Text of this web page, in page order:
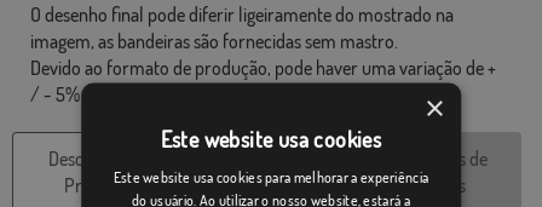
O desenho final pode diferir ligeiramente do mostrado na
imagem, as bandeiras são fornecidas sem mastro.
Devido ao formato de produção, pode haver uma variação de +
/ - 5% nas dimensões finais e tons de cores.
Descrição do
Produto
técnicas
Avaliações de
clientes
×
Este website usa cookies
Este website usa cookies para melhorar a experiência
do usuário. Ao utilizar o nosso website, estará a